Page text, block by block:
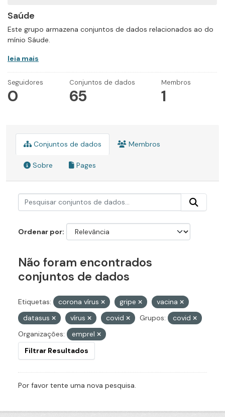
Saúde
Este grupo armazena conjuntos de dados relacionados ao do
mínio Sáude.
leia mais
Seguidores
0
Conjuntos de dados
65
Membros
1
Conjuntos de dados Membros
Sobre Pages
Ordenar por
Não foram encontrados
conjuntos de dados
Etiquetas: corona vírus gripe
vacina
datasus
vírus covid Grupos:
covid
Organizações:
emprel
Filtrar Resultados
Por favor tente uma nova pesquisa.